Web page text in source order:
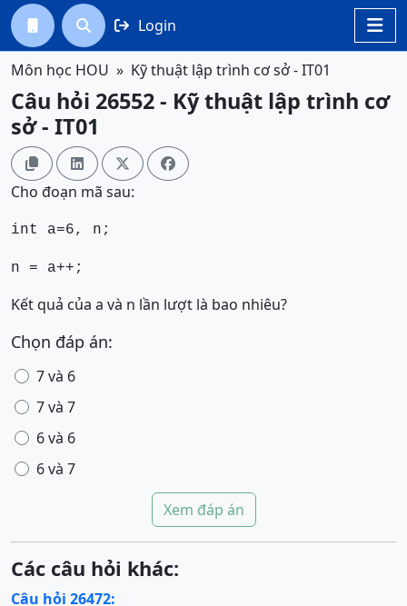

  Login
Môn học HOU Kỹ thuật lập trình cơ sở - IT01
Câu hỏi 26552 - Kỹ thuật lập trình cơ
sở - IT01
   
Cho đoạn mã sau:
int a=6, n;
n = a++;
Kết quả của a và n lần lượt là bao nhiêu?
Chọn đáp án:
7 và 6
7 và 7
6 và 6
6 và 7
Xem đáp án
Các câu hỏi khác:
Câu hỏi 26472: